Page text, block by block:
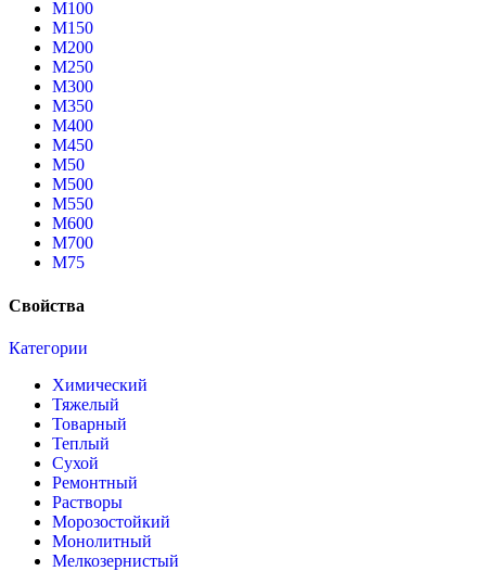
М100
М150
М200
М250
М300
М350
М400
М450
М50
М500
М550
М600
М700
М75
Свойства
Категории
Химический
Тяжелый
Товарный
Теплый
Сухой
Ремонтный
Растворы
Морозостойкий
Монолитный
Мелкозернистый